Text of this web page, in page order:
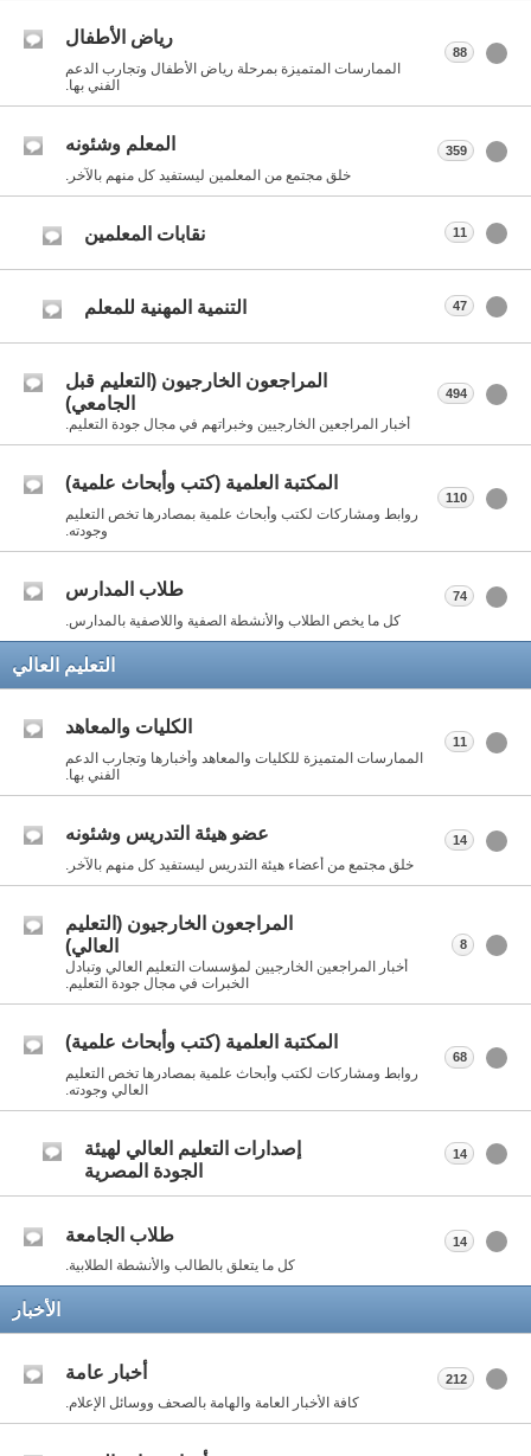
رياض الأطفال
الممارسات المتميزة بمرحلة رياض الأطفال وتجارب الدعم
الفني بها.
88
المعلم وشئونه
خلق مجتمع من المعلمين ليستفيد كل منهم بالآخر.
359
نقابات المعلمين 11
التنمية المهنية للمعلم 47
المراجعون الخارجيون (التعليم قبل
الجامعي)
أخبار المراجعين الخارجيين وخبراتهم في مجال جودة التعليم.
494
المكتبة العلمية (كتب وأبحاث علمية)
روابط ومشاركات لكتب وأبحاث علمية بمصادرها تخص التعليم
وجودته.
110
طلاب المدارس
كل ما يخص الطلاب والأنشطة الصفية واللاصفية بالمدارس.
74
التعليم العالي
الكليات والمعاهد
الممارسات المتميزة للكليات والمعاهد وأخبارها وتجارب الدعم
الفني بها.
11
عضو هيئة التدريس وشئونه
خلق مجتمع من أعضاء هيئة التدريس ليستفيد كل منهم بالآخر.
14
المراجعون الخارجيون (التعليم
العالي)
أخبار المراجعين الخارجيين لمؤسسات التعليم العالي وتبادل
الخبرات في مجال جودة التعليم.
8
المكتبة العلمية (كتب وأبحاث علمية)
روابط ومشاركات لكتب وأبحاث علمية بمصادرها تخص التعليم
العالي وجودته.
68
إصدارات التعليم العالي لهيئة
الجودة المصرية
14
طلاب الجامعة
كل ما يتعلق بالطالب والأنشطة الطلابية.
14
الأخبار
أخبار عامة
كافة الأخبار العامة والهامة بالصحف ووسائل الإعلام.
212